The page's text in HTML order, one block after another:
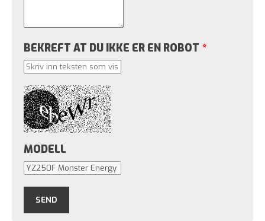
BEKREFT AT DU IKKE ER EN ROBOT *
MODELL